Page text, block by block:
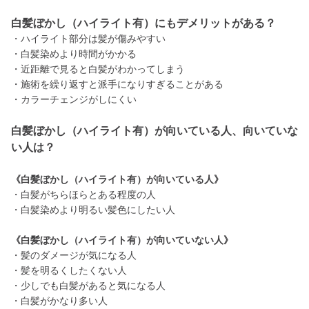
白髪ぼかし（ハイライト有）にもデメリットがある？
・ハイライト部分は髪が傷みやすい
・白髪染めより時間がかかる
・近距離で見ると白髪がわかってしまう
・施術を繰り返すと派手になりすぎることがある
・カラーチェンジがしにくい
白髪ぼかし（ハイライト有）が向いている人、向いていな
い人は？
《白髪ぼかし（ハイライト有）が向いている人》
・白髪がちらほらとある程度の人
・白髪染めより明るい髪色にしたい人
《白髪ぼかし（ハイライト有）が向いていない人》
・髪のダメージが気になる人
・髪を明るくしたくない人
・少しでも白髪があると気になる人
・白髪がかなり多い人